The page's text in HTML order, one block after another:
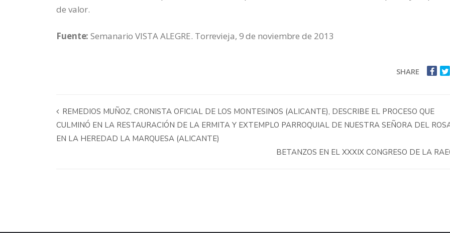
de valor.
Fuente: Semanario VISTA ALEGRE. Torrevieja, 9 de noviembre de 2013
SHARE
REMEDIOS MUÑOZ, CRONISTA OFICIAL DE LOS MONTESINOS (ALICANTE), DESCRIBE EL PROCESO QUE
CULMINÓ EN LA RESTAURACIÓN DE LA ERMITA Y EXTEMPLO PARROQUIAL DE NUESTRA SEÑORA DEL
EN LA HEREDAD LA MARQUESA (ALICANTE)
BETANZOS EN EL XXXIX CONGRESO DE LA